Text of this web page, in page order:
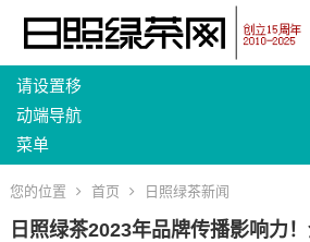
请设置移
动端导航
菜单
您的位置 首页 日照绿茶新闻
日照绿茶2023年品牌传播影响力！